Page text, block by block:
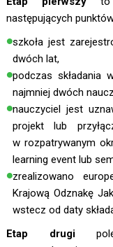
następujących
szkoła jest
dwóch lat,
podczas składania
najmniej dwóch
nauczyciel jest
projekt lub
w rozpatrywanym
learning event lub
zrealizowano
Krajową Odznakę
wstecz od daty
Etap drugi